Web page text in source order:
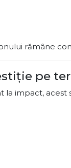
rămâne
pe
la impact,